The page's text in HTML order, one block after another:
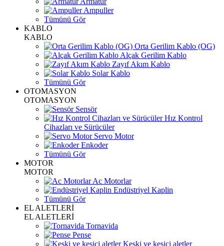
Ampuller
Tümünü Gör
KABLO
KABLO
Orta Gerilim Kablo (OG)
Alçak Gerilim Kablo
Zayıf Akım Kablo
Solar Kablo
Tümünü Gör
OTOMASYON
OTOMASYON
Sensör
Hız Kontrol
Cihazları ve Sürücüler
Servo Motor
Enkoder
Tümünü Gör
MOTOR
MOTOR
Ac Motorlar
Endüstriyel Kaplin
Tümünü Gör
EL ALETLERİ
EL ALETLERİ
Tornavida
Pense
Keski ve kesici aletler